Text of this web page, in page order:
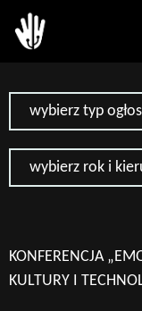
wybierz typ
wybierz rok i
KONFERENCJA
KULTURY I